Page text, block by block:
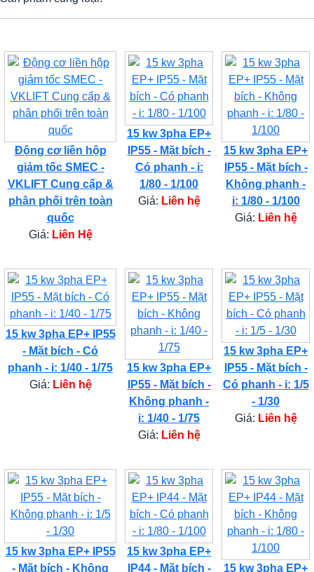
Động cơ liền hộp
giảm tốc SMEC -
VKLIFT Cung cấp &
phân phối trên toàn
quốc
Giá: Liên Hệ
15 kw 3pha EP+
IP55 - Mặt bích -
Có phanh - i:
1/80 - 1/100
Giá: Liên hệ
15 kw 3pha EP+
IP55 - Mặt bích -
Không phanh -
i: 1/80 - 1/100
Giá: Liên hệ
15 kw 3pha EP+ IP55
- Mặt bích - Có
phanh - i: 1/40 - 1/75
Giá: Liên hệ
15 kw 3pha EP+
IP55 - Mặt bích -
Không phanh -
i: 1/40 - 1/75
Giá: Liên hệ
15 kw 3pha EP+
IP55 - Mặt bích -
Có phanh - i: 1/5
- 1/30
Giá: Liên hệ
15 kw 3pha EP+ IP55
- Mặt bích - Không
15 kw 3pha EP+
IP44 - Mặt bích -
15 kw 3pha EP+